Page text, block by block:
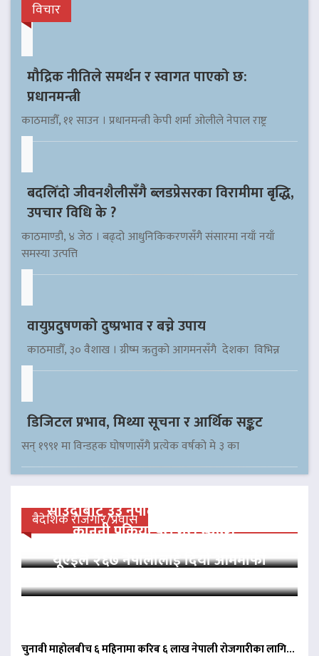
विचार
मौद्रिक नीतिले समर्थन र स्वागत पाएको छ:
प्रधानमन्त्री
काठमाडौँ, ११ साउन । प्रधानमन्त्री केपी शर्मा ओलीले नेपाल राष्ट्र
बदलिँदो जीवनशैलीसँगै ब्लडप्रेसरका विरामीमा बृद्धि,
उपचार विधि के ?
काठमाण्डौ, ४ जेठ । बढ्दो आधुनिकिकरणसँगै संसारमा नयाँ नयाँ
समस्या उत्पत्ति
वायुप्रदुषणको दुष्प्रभाव र बच्ने उपाय
काठमाडौँ, ३० वैशाख । ग्रीष्म ऋतुको आगमनसँगै देशका विभिन्न
डिजिटल प्रभाव, मिथ्या सूचना र आर्थिक सङ्कट
सन् १९९१ मा विन्डहक घोषणासँगै प्रत्येक वर्षको मे ३ का
बैदेशिक रोजगार/प्रवास
साउदीबाट ३३ नेपाली कैदीलाई आममाफी,
कानुनी प्रक्रिया पूरा गरी स्वदेश…
यूएईले २६७ नेपालीलाई दियो आममाफी
चुनावी माहोलबीच ६ महिनामा करिब ६ लाख नेपाली रोजगारीका लागि…